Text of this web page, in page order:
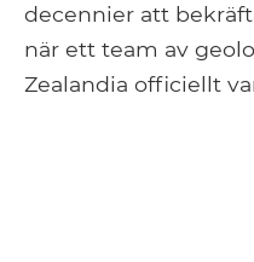
decennier att
när ett team av
Zealandia officiellt